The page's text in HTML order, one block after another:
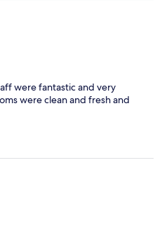
were fantastic and very
were clean and fresh and